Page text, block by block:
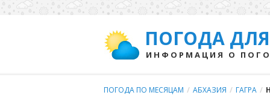
ПОГОДА
ИНФОРМАЦИЯ О
ПОГОДА ПО МЕСЯЦАМ / АБХАЗИЯ / ГАГРА /